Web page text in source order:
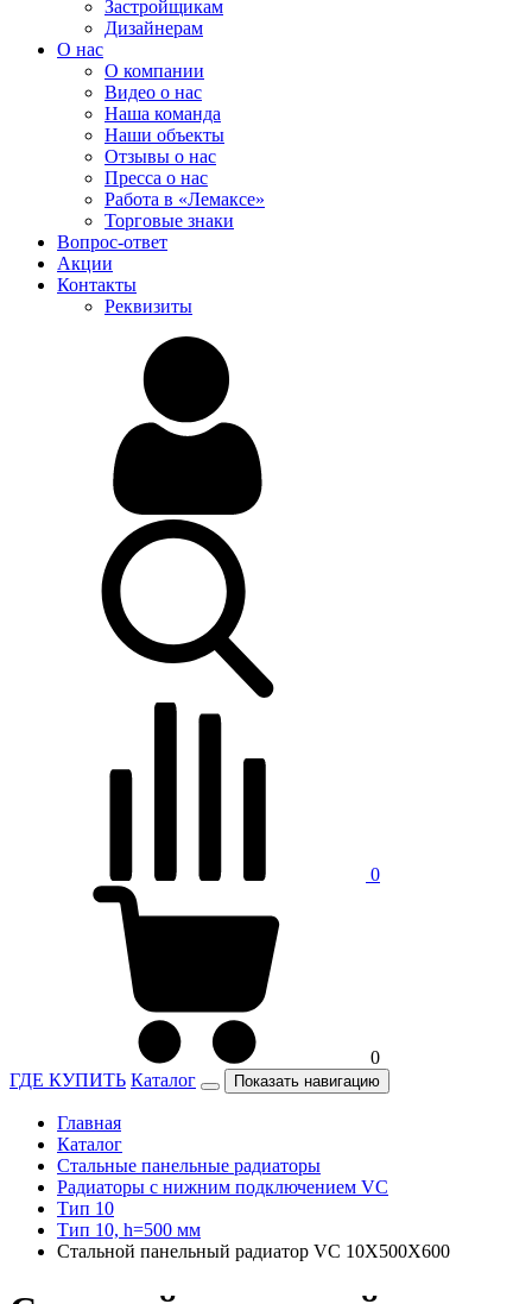
Застройщикам
Дизайнерам
О нас
О компании
Видео о нас
Наша команда
Наши объекты
Отзывы о нас
Пресса о нас
Работа в «Лемаксе»
Торговые знаки
Вопрос-ответ
Акции
Контакты
Реквизиты
0
0
ГДЕ КУПИТЬ Каталог Показать навигацию
Главная
Каталог
Стальные панельные радиаторы
Радиаторы c нижним подключением VC
Тип 10
Тип 10, h=500 мм
Стальной панельный радиатор VC 10Х500Х600